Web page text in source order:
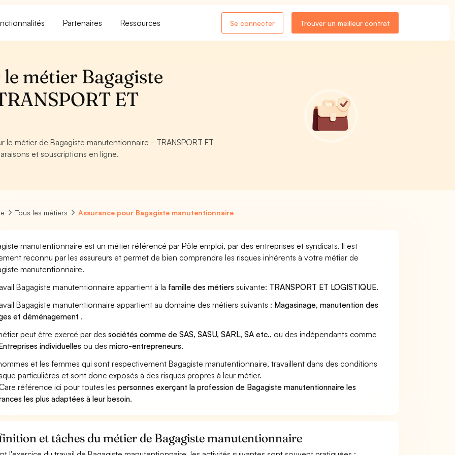
Partenaires Ressources Se connecter Trouver un meilleur contrat
métier Bagagiste
ET
métier de Bagagiste manutentionnaire - TRANSPORT ET
et souscriptions en ligne.
Tous les métiers Assurance pour Bagagiste manutentionnaire
manutentionnaire est un métier référencé par Pôle emploi, par des entreprises et syndicats. Il est
reconnu par les assureurs et permet de bien comprendre les risques inhérents à votre métier de
manutentionnaire.
Bagagiste manutentionnaire appartient à la famille des métiers suivante: TRANSPORT ET LOGISTIQUE.
Bagagiste manutentionnaire appartient au domaine des métiers suivants : Magasinage, manutention des
et déménagement .
peut être exercé par dessociétés comme de SAS, SASU, SARL, SA etc.. ou des indépendants comme
individuelles ou desmicro-entrepreneurs.
et les femmes qui sont respectivement Bagagiste manutentionnaire, travaillent dans des conditions
particulières et sont donc exposés à des risques propres à leur métier.
référence ici pour toutes lespersonnes exerçant la profession de Bagagiste manutentionnaire les
les plus adaptées à leur besoin.
et tâches du métier de Bagagiste manutentionnaire